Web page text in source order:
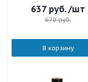
637 руб. /шт
670руб.
В корзину